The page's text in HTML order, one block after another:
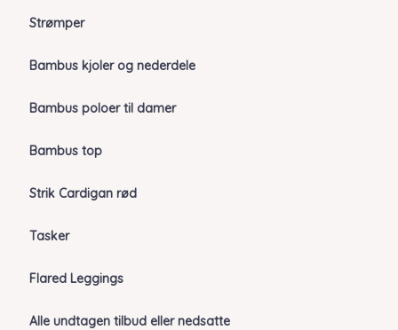
Strømper
Bambus kjoler og nederdele
Bambus poloer til damer
Bambus top
Strik Cardigan rød
Tasker
Flared Leggings
Alle undtagen tilbud eller nedsatte